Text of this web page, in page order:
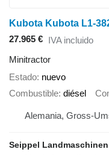
Kubota Kubota L1-
27.965 € IVA incluido
Minitractor
Estado nuevo
Combustible diésel
Alemania, Gross-